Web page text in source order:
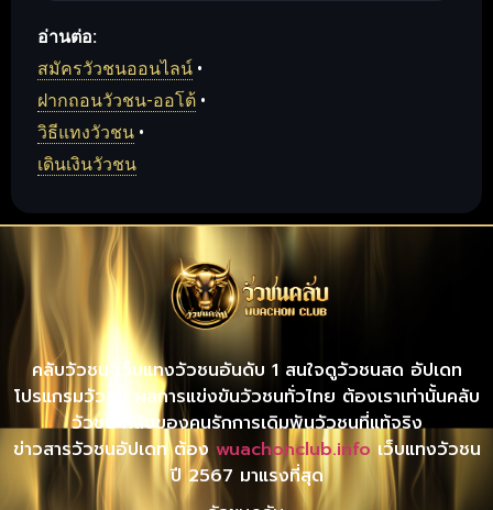
อ่านต่อ:
สมัครวัวชนออนไลน์ •
ฝากถอนวัวชน-ออโต้ •
วิธีแทงวัวชน •
เดินเงินวัวชน
คลับวัวชน เว็บแทงวัวชนอันดับ 1 สนใจดูวัวชนสด อัปเดท
โปรแกรมวัวชน ผลการแข่งขันวัวชนทั่วไทย ต้องเราเท่านั้นคลับ
วัวชน คลับของคนรักการเดิมพันวัวชนที่แท้จริง
ข่าวสารวัวชนอัปเดท ต้อง wuachonclub.info เว็บแทงวัวชน
ปี 2567 มาแรงที่สุด